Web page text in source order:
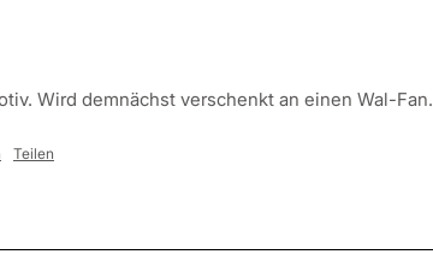
Wird demnächst verschenkt an einen Wal-Fan.
Teilen